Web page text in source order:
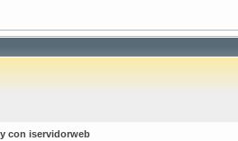
con iservidorweb